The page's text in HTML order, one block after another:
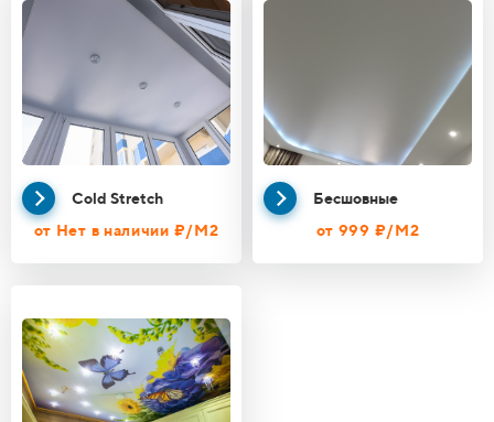
Cold Stretch
от Нет в наличии ₽/М2
Бесшовные
от 999 ₽/М2